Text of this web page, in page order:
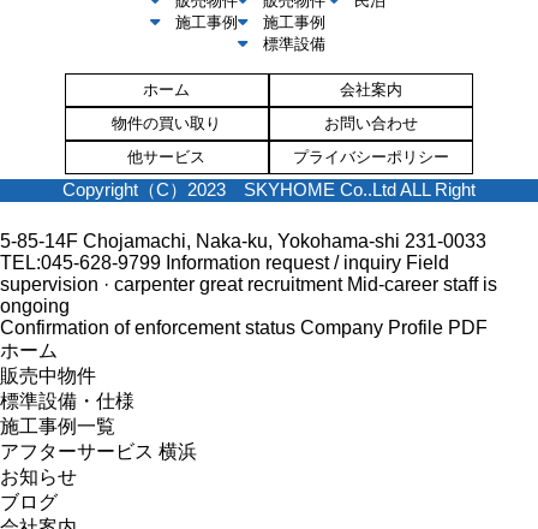
施工事例
施工事例
標準設備
ホーム
会社案内
物件の買い取り
お問い合わせ
他サービス
プライバシーポリシー
Copyright（C）2023 SKYHOME Co..Ltd ALL Right
5-85-14F Chojamachi, Naka-ku, Yokohama-shi 231-0033
TEL:045-628-9799 Information request / inquiry Field
supervision · carpenter great recruitment Mid-career staff is
ongoing
Confirmation of enforcement status Company Profile PDF
ホーム
販売中物件
標準設備・仕様
施工事例一覧
アフターサービス 横浜
お知らせ
ブログ